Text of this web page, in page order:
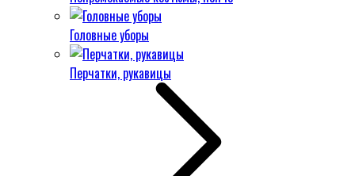
Головные уборы
Перчатки, рукавицы